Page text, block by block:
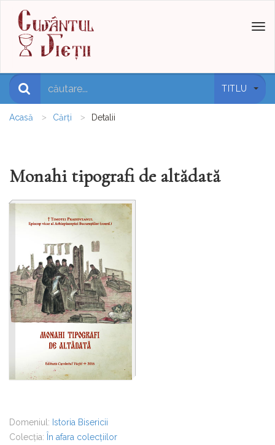
TITLU
Acasă Cărți Detalii
Monahi tipografi de altădată
Domeniul: Istoria Bisericii
Colecția: În afara colecțiilor